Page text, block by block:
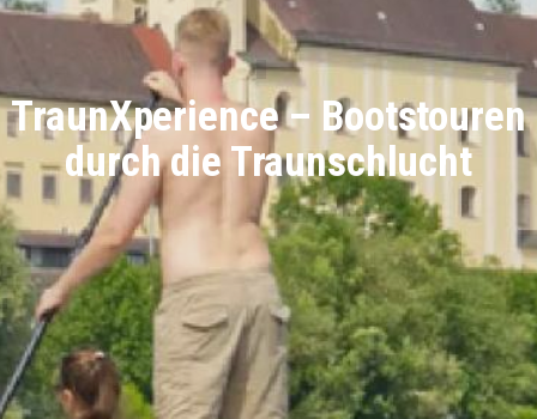
TraunXperience – Bootstouren
durch die Traunschlucht